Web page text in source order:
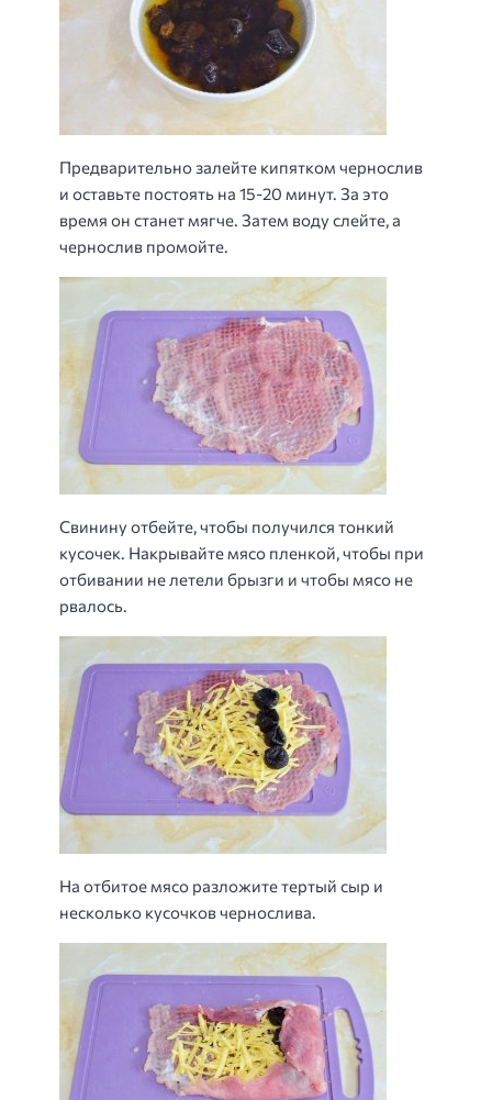
Предварительно залейте кипятком чернослив
и оставьте постоять на 15-20 минут. За это
время он станет мягче. Затем воду слейте, а
чернослив промойте.
Свинину отбейте, чтобы получился тонкий
кусочек. Накрывайте мясо пленкой, чтобы при
отбивании не летели брызги и чтобы мясо не
рвалось.
На отбитое мясо разложите тертый сыр и
несколько кусочков чернослива.